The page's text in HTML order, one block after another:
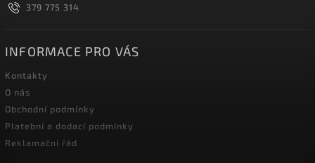
379 775 314
INFORMACE PRO VÁS
Kontakty
O nás
Obchodní podmínky
Platební a dodací podmínky
Reklamační řád